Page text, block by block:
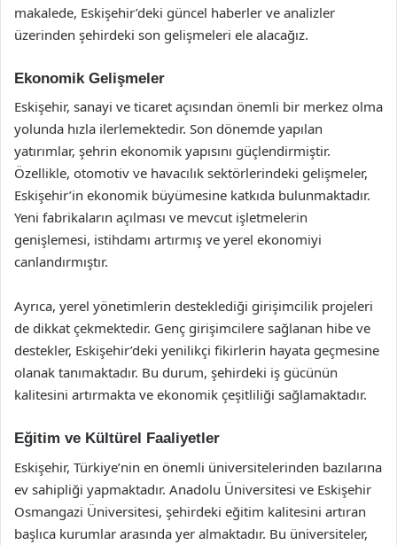
makalede, Eskişehir’deki güncel haberler ve analizler
üzerinden şehirdeki son gelişmeleri ele alacağız.
Ekonomik Gelişmeler
Eskişehir, sanayi ve ticaret açısından önemli bir merkez olma
yolunda hızla ilerlemektedir. Son dönemde yapılan
yatırımlar, şehrin ekonomik yapısını güçlendirmiştir.
Özellikle, otomotiv ve havacılık sektörlerindeki gelişmeler,
Eskişehir’in ekonomik büyümesine katkıda bulunmaktadır.
Yeni fabrikaların açılması ve mevcut işletmelerin
genişlemesi, istihdamı artırmış ve yerel ekonomiyi
canlandırmıştır.
Ayrıca, yerel yönetimlerin desteklediği girişimcilik projeleri
de dikkat çekmektedir. Genç girişimcilere sağlanan hibe ve
destekler, Eskişehir’deki yenilikçi fikirlerin hayata geçmesine
olanak tanımaktadır. Bu durum, şehirdeki iş gücünün
kalitesini artırmakta ve ekonomik çeşitliliği sağlamaktadır.
Eğitim ve Kültürel Faaliyetler
Eskişehir, Türkiye’nin en önemli üniversitelerinden bazılarına
ev sahipliği yapmaktadır. Anadolu Üniversitesi ve Eskişehir
Osmangazi Üniversitesi, şehirdeki eğitim kalitesini artıran
başlıca kurumlar arasında yer almaktadır. Bu üniversiteler,